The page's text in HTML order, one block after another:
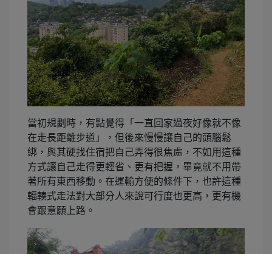
當初規劃時，有點覺得「一直回家過夜好像就不像
在走長距離步道」，但後來慢慢讓自己的頭腦鬆
綁，與其硬找住宿把自己弄得很焦慮，不如用這種
方式讓自己走得更輕省、更有把握，畢竟就不用帶
著所有東西移動。在運輸方便的條件下，也許這種
輻輳式走法對大部分人來說可行度也更高，更有機
會跟意願上路。